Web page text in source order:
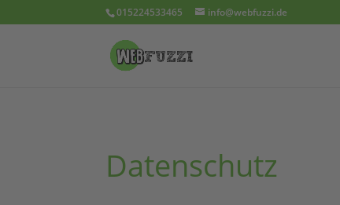
015224533465 info@webfuzzi.de
Datenschutz